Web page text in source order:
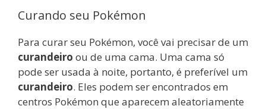
Curando seu Pokémon
Para curar seu Pokémon, você vai precisar de um
curandeiro ou de uma cama. Uma cama só
pode ser usada à noite, portanto, é preferível um
curandeiro. Eles podem ser encontrados em
centros Pokémon que aparecem aleatoriamente